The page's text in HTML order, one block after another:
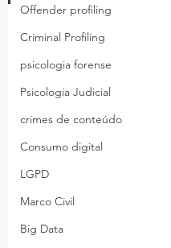
Offender profiling
Criminal Profiling
psicologia forense
Psicologia Judicial
crimes de conteúdo
Consumo digital
LGPD
Marco Civil
Big Data